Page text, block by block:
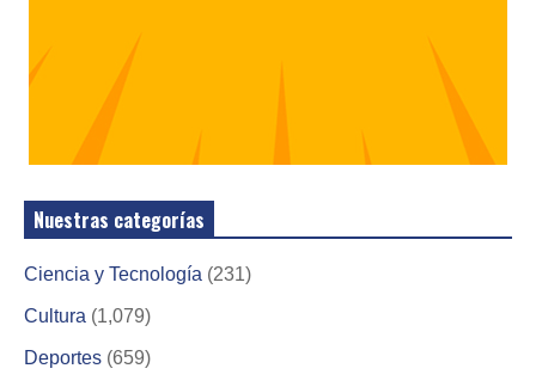
Nuestras categorías
Ciencia y Tecnología (231)
Cultura (1,079)
Deportes (659)